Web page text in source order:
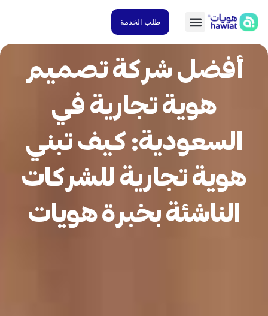
طلب الخدمة
أفضل شركة تصميم
هوية تجارية في
السعودية: كيف تبني
تجارية للشركات
الناشئة بخبرة هويات